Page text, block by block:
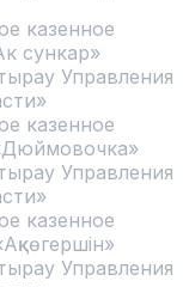
казенное
сункар»
Управления
казенное
Управления
казенное
Управления